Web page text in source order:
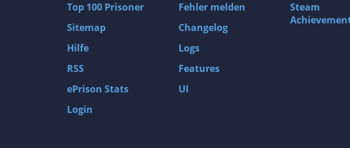
Top 100 Prisoner
Sitemap
Hilfe
RSS
ePrison Stats
Login
Fehler melden
Changelog
Logs
Features
UI
Steam